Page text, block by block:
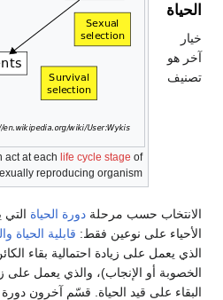
act at each life cycle stage of
reproducing organism.
الحياة
خيار
آخر هو
تصنيف
الانتخاب حسب مرحلة دورة الحياة
الأحياء على نوعين فقط: قابلية الحياة
الذي يعمل على زيادة احتمالية بقاء
الخصوبة أو الإنجاب)، والذي يعمل على
البقاء على قيد الحياة. قسّم آخرون